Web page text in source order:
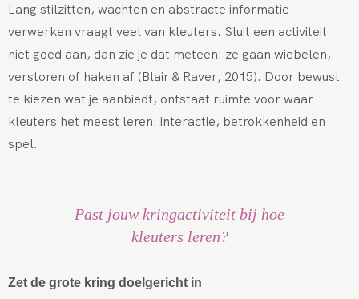
Lang stilzitten, wachten en abstracte informatie
verwerken vraagt veel van kleuters. Sluit een activiteit
niet goed aan, dan zie je dat meteen: ze gaan wiebelen,
verstoren of haken af (Blair & Raver, 2015). Door bewust
te kiezen wat je aanbiedt, ontstaat ruimte voor waar
kleuters het meest leren: interactie, betrokkenheid en
spel.
Past jouw kringactiviteit bij hoe
kleuters leren?
Zet de grote kring doelgericht in